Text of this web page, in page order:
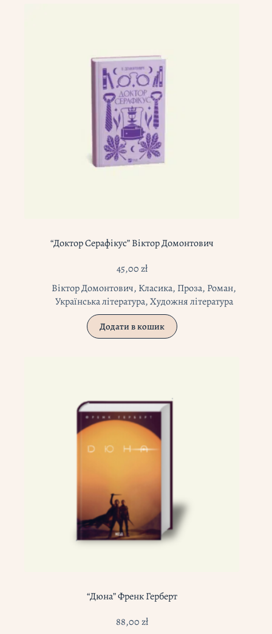
“Доктор Серафікус” Віктор Домонтович
45,00zł
Віктор Домонтович, Класика, Проза, Роман,
Українська література,Художня література
Додати в кошик
“Дюна” Френк Герберт
88,00zł